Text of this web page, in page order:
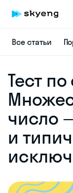
Все статьи
Тест
число
и
online